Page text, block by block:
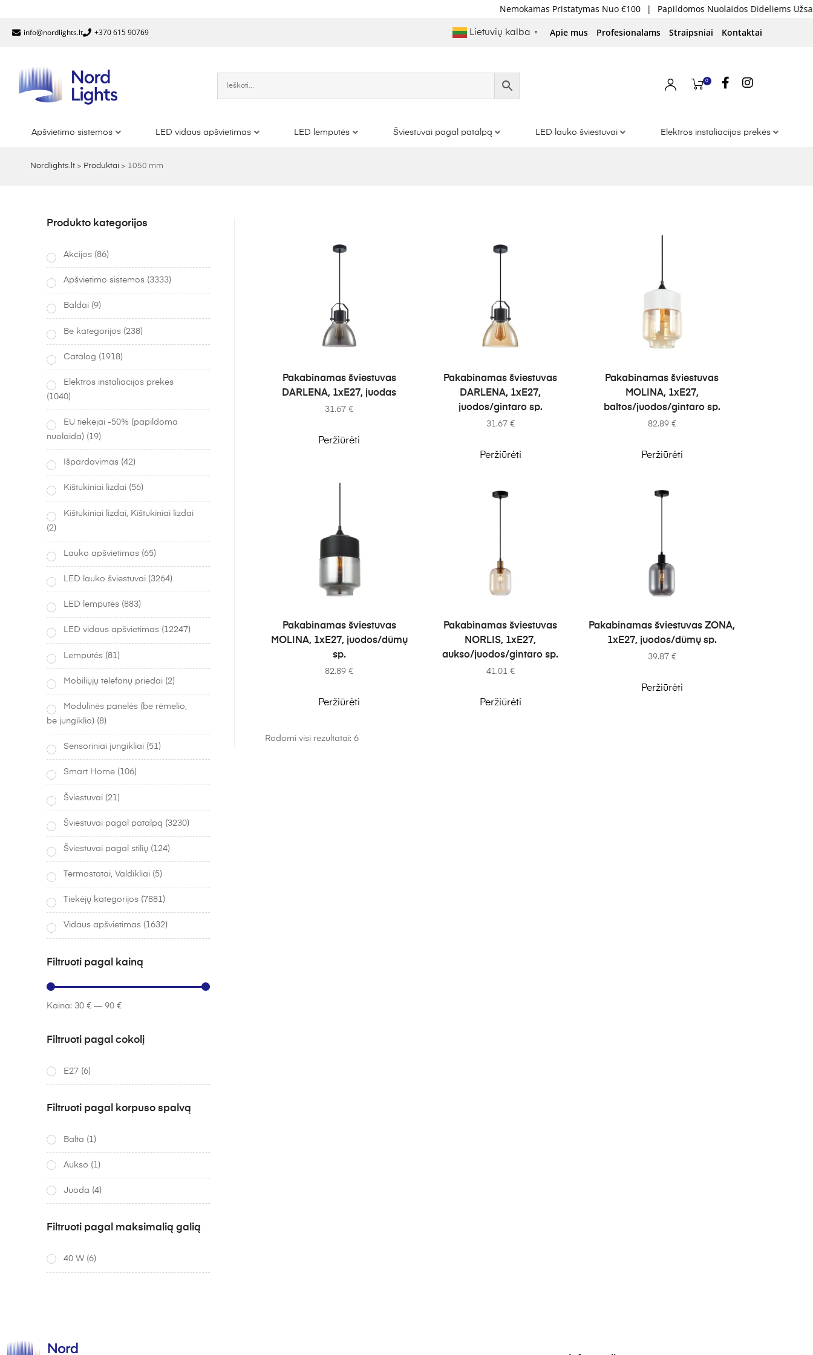
Nemokamas Pristatymas Nuo €100 | Papildomos Nuolaidos Dideliems Užsakymams
info@nordlights.lt +370 615 90769 Lietuvių kalba ▼ Apie mus Profesionalams Straipsniai Kontaktai
0
Apšvietimo sistemos LED vidaus apšvietimas LED lemputės Šviestuvai pagal patalpą LED lauko šviestuvai Elektros instaliacijos prekės
Nordlights.lt > Produktai > 1050 mm
Į KREPŠELĮ
Pakabinamas šviestuvas
DARLENA, 1xE27, juodas
31.67€
Peržiūrėti
Į KREPŠELĮ
Pakabinamas šviestuvas
DARLENA, 1xE27,
juodos/gintaro sp.
31.67 €
Peržiūrėti
Į KREPŠELĮ
Pakabinamas šviestuvas
MOLINA, 1xE27,
baltos/juodos/gintaro sp.
82.89 €
Peržiūrėti
Į KREPŠELĮ
Pakabinamas šviestuvas
MOLINA, 1xE27, juodos/dūmų
sp.
82.89€
Peržiūrėti
Į KREPŠELĮ
Pakabinamas šviestuvas
NORLIS, 1xE27,
aukso/juodos/gintaro sp.
41.01 €
Peržiūrėti
Į KREPŠELĮ
Pakabinamas šviestuvas ZONA,
1xE27, juodos/dūmų sp.
39.87 €
Peržiūrėti
Rodomi visi rezultatai: 6
Produkto kategorijos
Akcijos (86)
Apšvietimo sistemos (3333)
Baldai (9)
Be kategorijos (238)
Catalog (1918)
Elektros instaliacijos prekės
(1040)
EU tiekejai -50% (papildoma
nuolaida) (19)
Išpardavimas (42)
Kištukiniai lizdai (56)
Kištukiniai lizdai, Kištukiniai lizdai
(2)
Lauko apšvietimas (65)
LED lauko šviestuvai (3264)
LED lemputės (883)
LED vidaus apšvietimas (12247)
Lemputės (81)
Mobiliųjų telefonų priedai (2)
Modulinės panelės (be rėmelio,
be jungiklio) (8)
Sensoriniai jungikliai (51)
Smart Home (106)
Šviestuvai (21)
Šviestuvai pagal patalpą (3230)
Šviestuvai pagal stilių (124)
Termostatai, Valdikliai (5)
Tiekėjų kategorijos (7881)
Vidaus apšvietimas (1632)
Filtruoti pagal kainą
Kaina: 30 €— 90 €
Filtruoti pagal cokolį
E27 (6)
Filtruoti pagal korpuso spalvą
Balta (1)
Aukso (1)
Juoda (4)
Filtruoti pagal maksimalią galią
40 W (6)